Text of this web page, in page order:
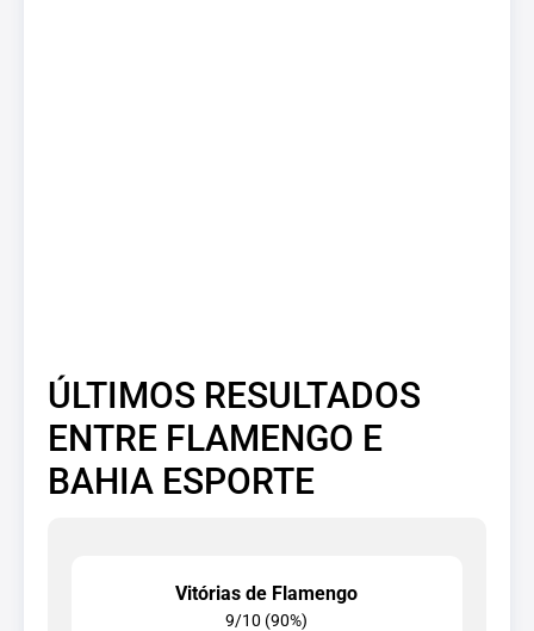
ÚLTIMOS RESULTADOS
ENTRE FLAMENGO E
BAHIA ESPORTE
Vitórias de Flamengo
9/10 (90%)